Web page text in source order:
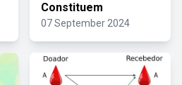
Constituem
07 September 2024